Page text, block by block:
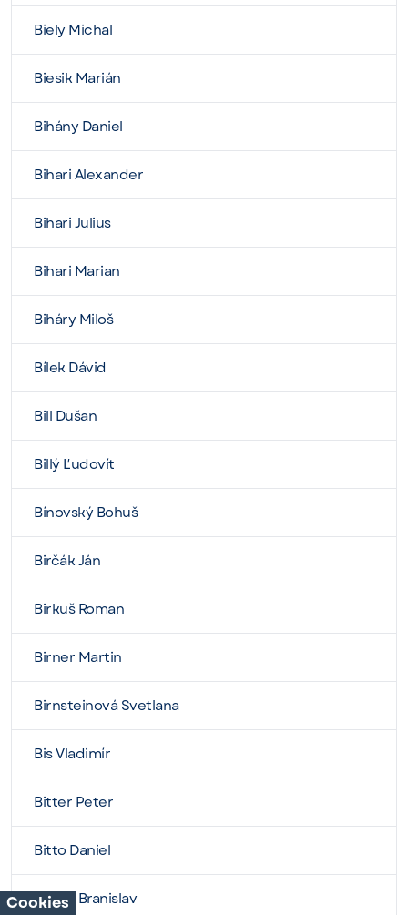
Biely Michal
Biesik Marián
Bihány Daniel
Bihari Alexander
Bihari Julius
Bihari Marian
Biháry Miloš
Bílek Dávid
Bill Dušan
Billý Ľudovít
Bínovský Bohuš
Birčák Ján
Birkuš Roman
Birner Martin
Birnsteinová Svetlana
Bis Vladimír
Bitter Peter
Bitto Daniel
Biznár Branislav
Cookies